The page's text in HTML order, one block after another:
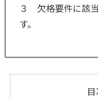
３ 欠格要件に該
す。